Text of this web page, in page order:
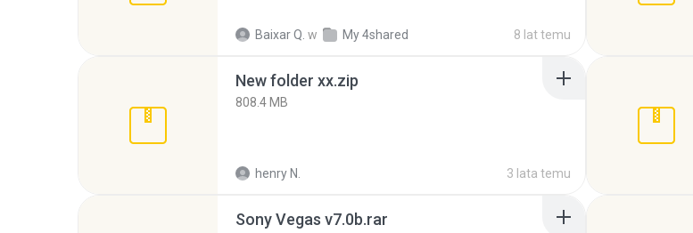
Baixar Q. w My 4shared 8 lat temu
New folder xx.zip
808.4 MB
henry N. 3 lata temu
Sony Vegas v7.0b.rar